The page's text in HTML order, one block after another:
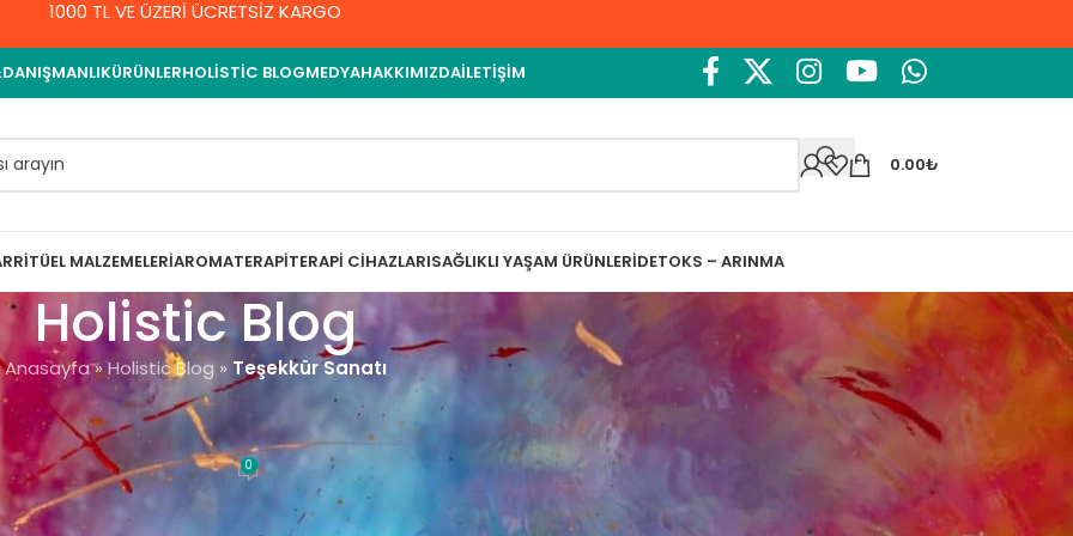
1000 TL VE ÜZERİ ÜCRETSİZ KARGO
ÜRÜNLERHOLISTIC BLOGMEDYAHAKKIMIZDAİLETIŞIM
0.00₺
RITÜEL MALZEMELERIAROMATERAPITERAPI CIHAZLARISAĞLIKLI YAŞAM ÜRÜNLERIDETOKS – ARINMA
Holistic Blog
Anasayfa»Holistic Blog» Teşekkür Sanatı
Sanatı
YıldırımOn 10 Eylül 2021 0